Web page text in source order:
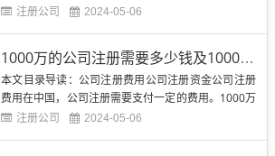
是必须实缴，不允许虚假认缴。而2006年注册公司资
实缴注册资金。根据《中华人民共和国公司法》的相
关规定，20...
注册公司 2024-05-06
1000万的公司注册需要多少钱及1000万的公司注册需要多少资金
本文目录导读：公司注册费用公司注册资金公司注册
费用在中国，公司注册需要支付一定的费用。1000万
的公司注册需要多少钱主要包括以下几个方面的费
注册公司 2024-05-06